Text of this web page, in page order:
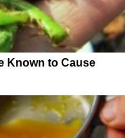
Known to Cause